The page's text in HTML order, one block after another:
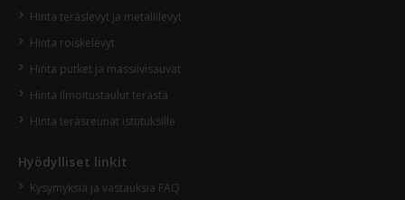
Hinta teräslevyt ja metallilevyt
Hinta roiskelevyt
Hinta putket ja massiivisauvat
Hinta ilmoitustaulut terästä
Hinta teräsreunat istutuksille
Hyödylliset linkit
Kysymyksiä ja vastauksia FAQ